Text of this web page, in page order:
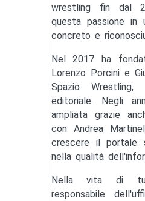
wrestling fin dal
questa passione in
concreto e
Nel 2017 ha
Lorenzo Porcini e
Spazio
editoriale. Negli
ampliata grazie
con Andrea
crescere il portale
nella qualità
Nella vita di
responsabile